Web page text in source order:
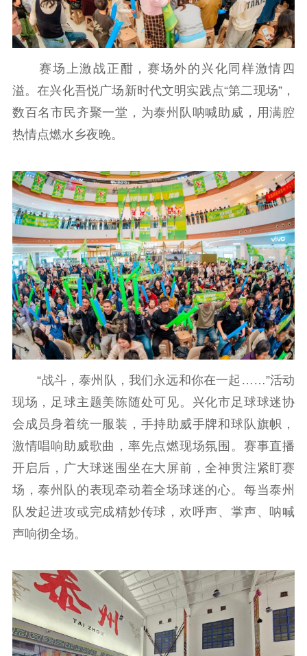
赛场上激战正酣，赛场外的兴化同样激情四
溢。在兴化吾悦广场新时代文明实践点“第二现场”，
数百名市民齐聚一堂，为泰州队呐喊助威，用满腔
热情点燃水乡夜晚。
“战斗，泰州队，我们永远和你在一起……”活动
现场，足球主题美陈随处可见。兴化市足球球迷协
会成员身着统一服装，手持助威手牌和球队旗帜，
激情唱响助威歌曲，率先点燃现场氛围。赛事直播
开启后，广大球迷围坐在大屏前，全神贯注紧盯赛
场，泰州队的表现牵动着全场球迷的心。每当泰州
队发起进攻或完成精妙传球，欢呼声、掌声、呐喊
声响彻全场。